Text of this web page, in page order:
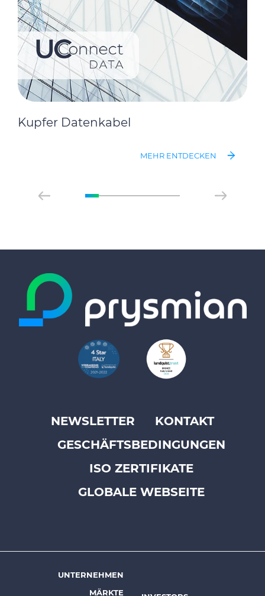
Kupfer Datenkabel
MEHR ENTDECKEN
FooterNEWSLETTER
KONTAKT
GESCHÄFTSBEDINGUNGEN
ISO ZERTIFIKATE
GLOBALE WEBSEITE
Footer
UNTERNEHMEN
MÄRKTE